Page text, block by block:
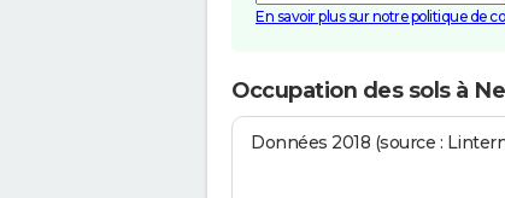
En savoir plus sur notre politique de
Occupation des sols à
Données 2018 (source :